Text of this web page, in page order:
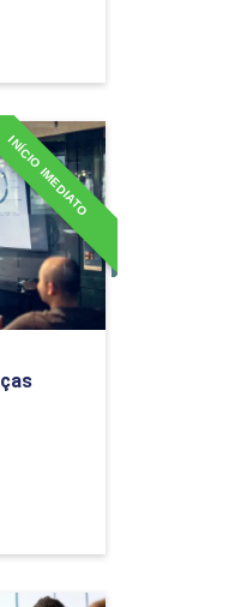
nas
INÍCIO IMEDIATO
em
curso